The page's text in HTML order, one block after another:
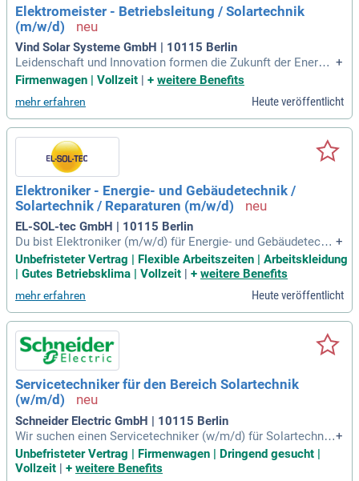
Elektromeister - Betriebsleitung / Solartechnik
(m/w/d)
Vind Solar Systeme GmbH | 10115 Berlin
Leidenschaft und Innovation formen die Zukunft der Energi
e. Unsere Mission ist es, die Energiewende für Hausbesitzer
transparent und leicht zugänglich zu machen. Werde Teil un
seres Teams und gestalte die digitale Planung von Solaranl
agen und Wärmepumpen. Hier kannst du deine Fachkenntni
sse einsetzen und aktiv zur nachhaltigen Energieversorgung
beitragen. Übernimm die Planung und Steuerung von Solarpr
ojekten sowie die fachliche Führung des Installationsteam
s. Sei der technische Ansprechpartner für Kunden und intern
e Teams, und begleite spannende Projekte von der Abnahm
e bis zur Inbetriebnahme.
+
Firmenwagen | Vollzeit | + weitere Benefits
mehr erfahren Heute veröffentlicht
Elektroniker - Energie- und Gebäudetechnik /
Solartechnik / Reparaturen (m/w/d)
EL-SOL-tec GmbH | 10115 Berlin
Du bist Elektroniker (m/w/d) für Energie- und Gebäudetechn
ik oder hast eine vergleichbare Qualifikation? Mit mindesten
s 3 Jahren Erfahrung in erneuerbaren Energien bist du die pe
Herausforderungen mit Geschick und arbeitest lösungsorie
ntiert direkt bei unseren Kund:innen. Dein professionelles A
uftreten und klare Kommunikation sind für den Kundenkonta
kt entscheidend. Fließende Deutschkenntnisse (C1) gewährl
eisten reibungslose Abstimmungen im Team. Profitiere von
einem unbefristeten Arbeitsplatz, flexiblen Arbeitszeiten so
wie individuellen Weiterbildungsangeboten in deinem Fachb
ereich.
+
Unbefristeter Vertrag | Flexible Arbeitszeiten | Arbeitskleidung
| Gutes Betriebsklima | Vollzeit
+ weitere Benefits
mehr erfahren Heute veröffentlicht
Servicetechniker für den Bereich Solartechnik
(w/m/d)
Schneider Electric GmbH | 10115 Berlin
Wir suchen einen Servicetechniker (w/m/d) für Solartechnik
in Berlin, Hamburg oder Hannover. Werde Teil von Schneider
Electric und bewirb dich noch heute! Die Position ist unbefri
+
Unbefristeter Vertrag | Firmenwagen | Dringend gesucht |
Vollzeit | + weitere Benefits